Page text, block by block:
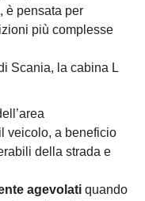
, è pensata per
più complesse
Scania, la cabina L
veicolo, a beneficio
della strada e
agevolati quando